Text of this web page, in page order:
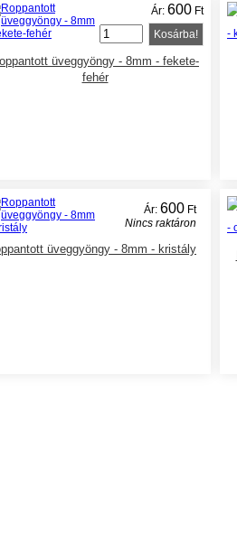
Ár: 600 Ft
Kosárba!
üveggyöngy - 8mm - fekete-
fehér
Ár: 600 Ft
Nincs raktáron
üveggyöngy - 8mm - kristály